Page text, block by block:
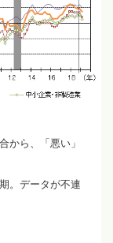
から、「悪い」
。データが不連